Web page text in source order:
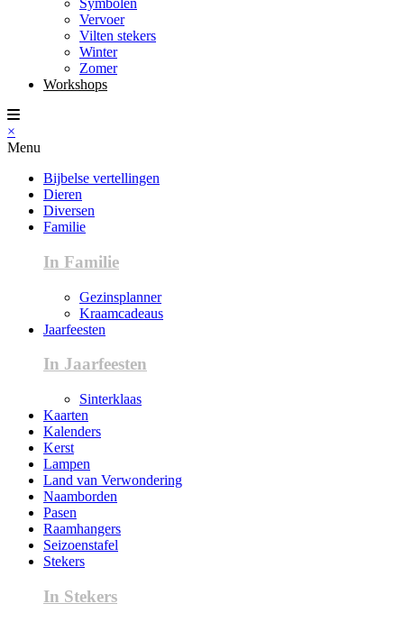
Symbolen
Vervoer
Vilten stekers
Winter
Zomer
Workshops
×
Menu
Bijbelse vertellingen
Dieren
Diversen
Familie
In Familie
Gezinsplanner
Kraamcadeaus
Jaarfeesten
In Jaarfeesten
Sinterklaas
Kaarten
Kalenders
Kerst
Lampen
Land van Verwondering
Naamborden
Pasen
Raamhangers
Seizoenstafel
Stekers
In Stekers